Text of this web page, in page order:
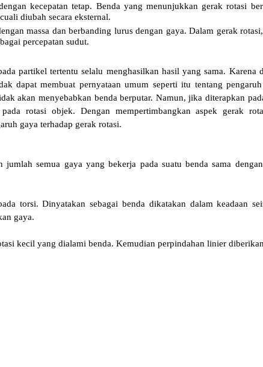
kecepatan tetap. Benda yang menunjukkan gerak rotasi
diubah secara eksternal.
massa dan berbanding lurus dengan gaya. Dalam gerak
percepatan sudut.
partikel tertentu selalu menghasilkan hasil yang sama. Karena
dapat membuat pernyataan umum seperti itu tentang
akan menyebabkan benda berputar. Namun, jika diterapkan
rotasi objek. Dengan mempertimbangkan aspek gerak
gaya terhadap gerak rotasi.
semua gaya yang bekerja pada suatu benda sama
torsi. Dinyatakan sebagai benda dikatakan dalam keadaan
gaya.
kecil yang dialami benda. Kemudian perpindahan linier